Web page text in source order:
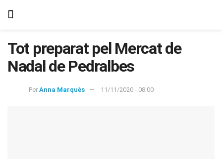
Tot preparat pel Mercat de
Nadal de Pedralbes
Per Anna Marquès 11/11/2020 - 08:00